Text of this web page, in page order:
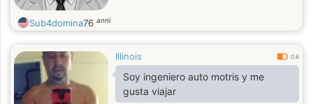
Sub4domina76 anni
Illinois 0.6
Soy ingeniero auto motris y me
gusta viajar